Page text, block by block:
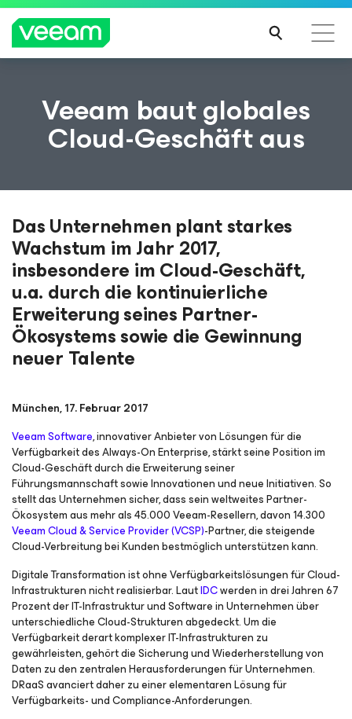
Hinweise von Veeam für Kunden, die vom Content-
Update von CrowdStrike betroffen sind
HRE
Veeam baut globales
Cloud-Geschäft aus
Das Unternehmen plant starkes
Wachstum im Jahr 2017,
insbesondere im Cloud-Geschäft,
u.a. durch die kontinuierliche
Erweiterung seines Partner-
Ökosystems sowie die Gewinnung
neuer Talente
München, 17. Februar 2017
Veeam Software, innovativer Anbieter von Lösungen für die
Verfügbarkeit des Always-On Enterprise, stärkt seine Position im
Cloud-Geschäft durch die Erweiterung seiner
Führungsmannschaft sowie Innovationen und neue Initiativen. So
stellt das Unternehmen sicher, dass sein weltweites Partner-
Ökosystem aus mehr als 45.000 Veeam-Resellern, davon 14.300
Veeam Cloud & Service Provider (VCSP)-Partner, die steigende
Cloud-Verbreitung bei Kunden bestmöglich unterstützen kann.
Digitale Transformation ist ohne Verfügbarkeitslösungen für Cloud-
Infrastrukturen nicht realisierbar. LautIDCwerden in drei Jahren 67
Prozent der IT-Infrastruktur und Software in Unternehmen über
unterschiedliche Cloud-Strukturen abgedeckt. Um die
Verfügbarkeit derart komplexer IT-Infrastrukturen zu
gewährleisten, gehört die Sicherung und Wiederherstellung von
Daten zu den zentralen Herausforderungen für Unternehmen.
DRaaS avanciert daher zu einer elementaren Lösung für
Verfügbarkeits- und Compliance-Anforderungen.